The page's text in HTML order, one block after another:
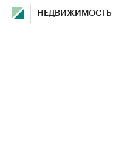
НЕДВИЖИМОСТЬ